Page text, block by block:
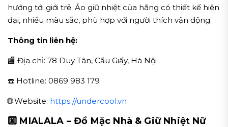
hướng tới giới trẻ. Áo giữ nhiệt của hãng có thiết kế hiện
đại, nhiều màu sắc, phù hợp với người thích vận động.
Thông tin liên hệ:
🏬 Địa chỉ: 78 Duy Tân, Cầu Giấy, Hà Nội
☎️ Hotline: 0869 983 179
🌐 Website: https://undercool.vn
🔟 MIALALA – Đồ Mặc Nhà & Giữ Nhiệt Nữ